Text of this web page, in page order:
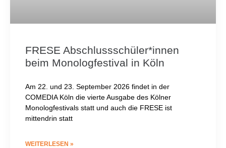
FRESE Abschlussschüler*innen
beim Monologfestival in Köln
Am 22. und 23. September 2026 findet in der
COMEDIA Köln die vierte Ausgabe des Kölner
Monologfestivals statt und auch die FRESE ist
mittendrin statt
WEITERLESEN »